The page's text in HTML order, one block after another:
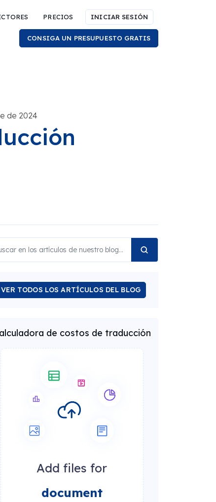
PRECIOS INICIAR SESIÓN
CONSIGA UN PRESUPUESTO GRATIS
de 2024
VER TODOS LOS ARTÍCULOS DEL BLOG
de costos de traducción
Add files for
document